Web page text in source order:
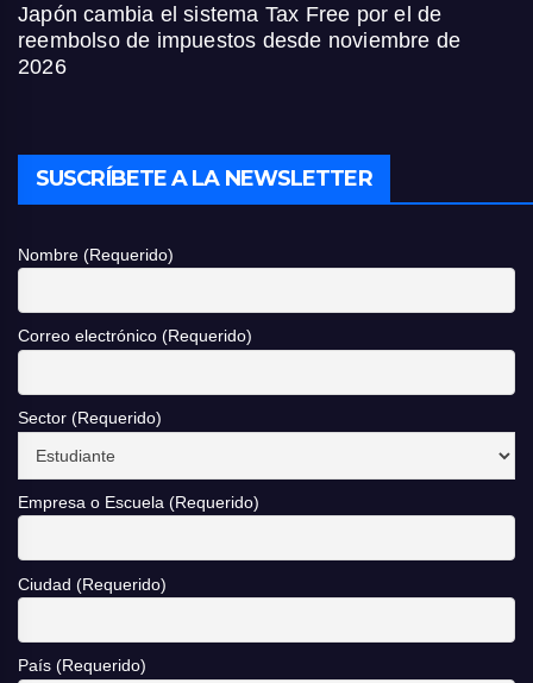
Japón cambia el sistema Tax Free por el de
reembolso de impuestos desde noviembre de
2026
SUSCRÍBETE A LA NEWSLETTER
Nombre (Requerido)
Correo electrónico (Requerido)
Sector (Requerido)
Empresa o Escuela (Requerido)
Ciudad (Requerido)
País (Requerido)